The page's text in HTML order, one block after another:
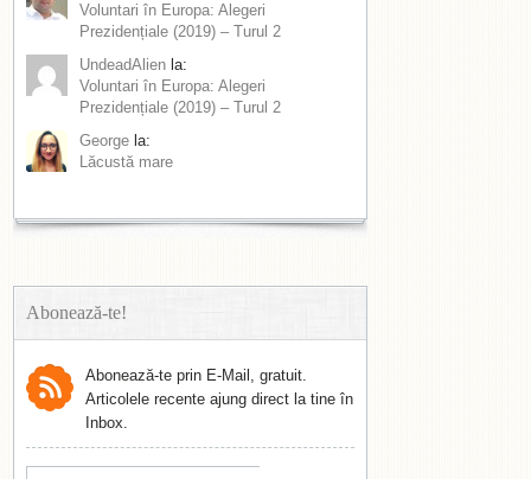
Voluntari în Europa: Alegeri
Prezidențiale (2019) – Turul 2
UndeadAlien la:
Voluntari în Europa: Alegeri
Prezidențiale (2019) – Turul 2
George la:
Lăcustă mare
Abonează-te!
Abonează-te prin E-Mail, gratuit.
Articolele recente ajung direct la tine în
Inbox.